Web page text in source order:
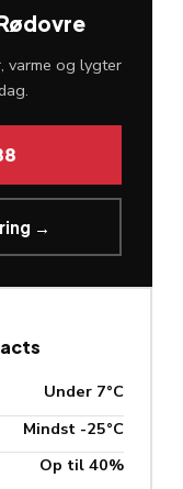
varme og lygter
→
Under 7°C
Mindst -25°C
Op til 40%